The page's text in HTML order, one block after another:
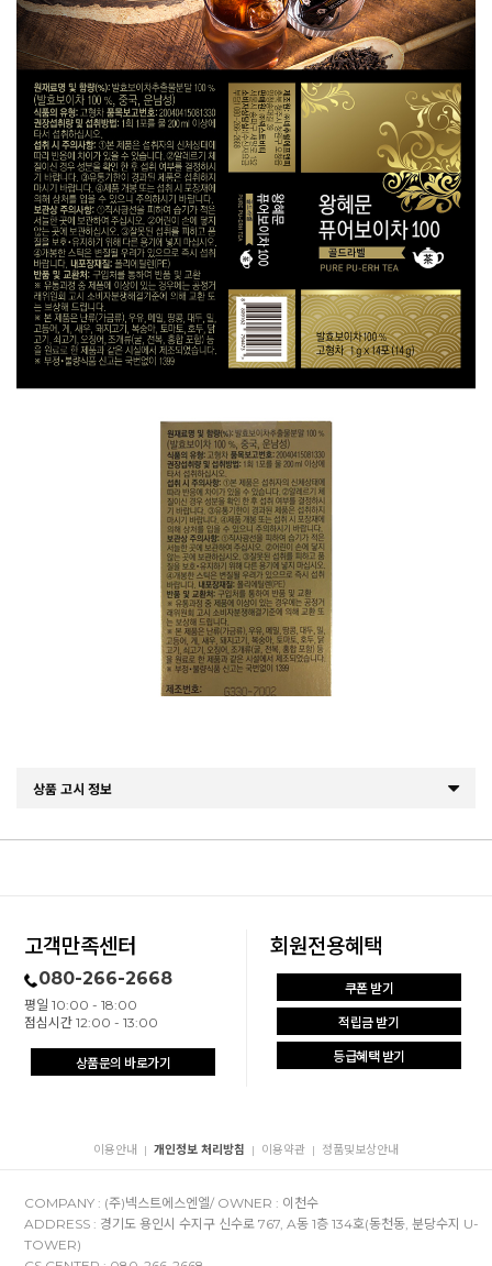
상품 고시 정보
고객만족센터
080-266-2668
평일 10:00 - 18:00
점심시간 12:00 - 13:00
상품문의 바로가기
회원전용혜택
쿠폰 받기
적립금 받기
등급혜택 받기
이용안내 | 개인정보 처리방침 | 이용약관 | 정품및보상안내
COMPANY : (주)넥스트에스엔엘/ OWNER : 이천수
ADDRESS : 경기도 용인시 수지구 신수로 767, A동 1층 134호(동천동, 분당수지 U-
TOWER)